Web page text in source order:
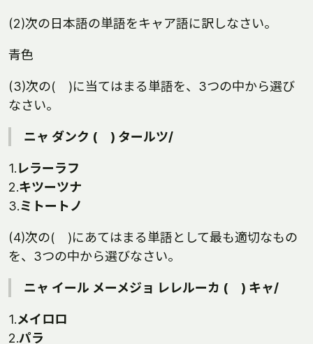
(2)次の日本語の単語をキャア語に訳しなさい。
青色
(3)次の( )に当てはまる単語を、3つの中から選び
なさい。
ニャ ダンク ( ) タールツ/
1. レラーラフ
2.キツーツナ
3.ミトートノ
(4)次の( )にあてはまる単語として最も適切なもの
を、3つの中から選びなさい。
ニャ イール メーメジョ レレルーカ ( ) キャ/
1.メイロロ
2.パラ